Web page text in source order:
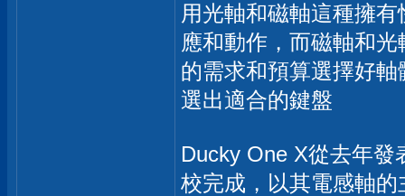
用光軸和磁軸這種擁
應和動作，而磁軸和
的需求和預算選擇好
選出適合的鍵盤
Ducky One X從去年
校完成，以其電感軸